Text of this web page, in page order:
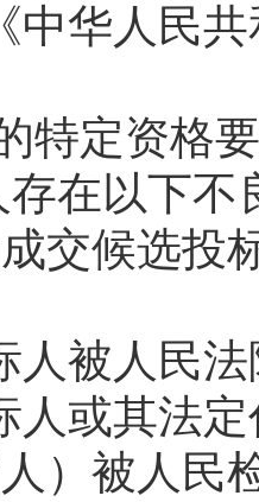
中华人民
特定资格
存在以下不
交候选投
人被人民
人或其法
人）被人